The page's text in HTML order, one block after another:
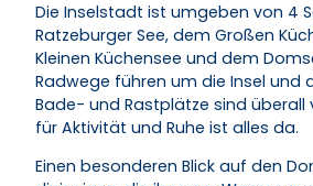
Die Inselstadt ist umgeben von 4
Ratzeburger See, dem Großen
Kleinen Küchensee und dem
Radwege führen um die Insel und
Bade- und Rastplätze sind überall
für Aktivität und Ruhe ist alles da.
Einen besonderen Blick auf den